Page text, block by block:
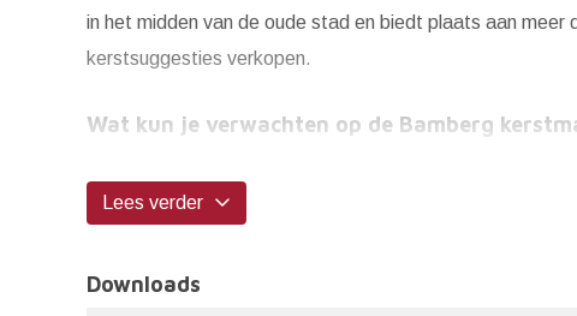
in het midden van de oude stad en biedt plaats aan
kerstsuggesties verkopen.
Wat kun je verwachten op de Bamberg
Lees verder
Downloads